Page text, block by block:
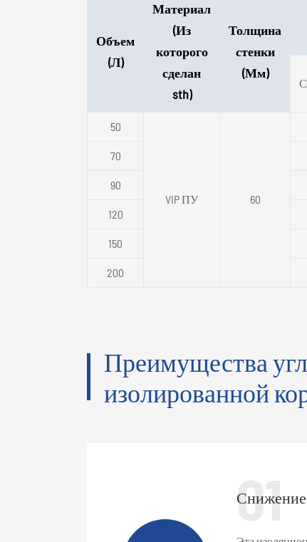
Объем
(Л)
Материал
(Из
которого
сделан
sth)
Толщина
стенки
(Мм)
50
VIP ПУ 60
70
90
120
150
200
Преимущества
изолированной
Снижение
01